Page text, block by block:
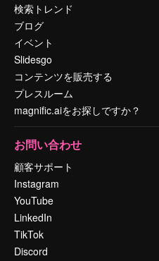
検索トレンド
ブログ
イベント
Slidesgo
コンテンツを販売する
プレスルーム
magnific.aiをお探しですか？
お問い合わせ
顧客サポート
Instagram
YouTube
LinkedIn
TikTok
Discord